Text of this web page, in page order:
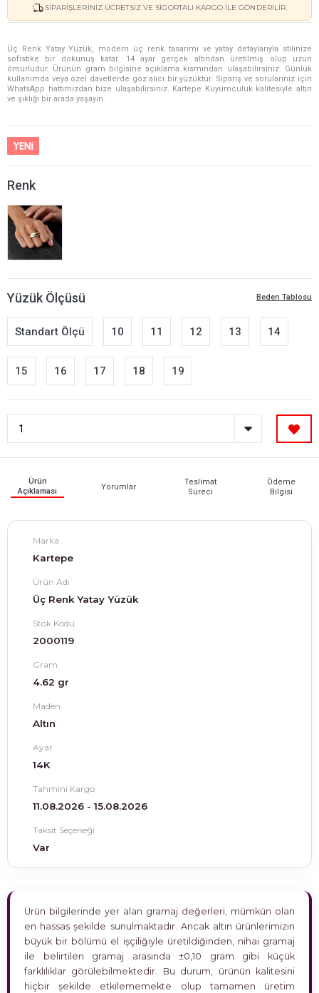
SIPARIŞLERINIZ ÜCRETSIZ VE SIGORTALI KARGO ILE GÖNDERILIR.
Üç Renk Yatay Yüzük, modern üç renk tasarımı ve yatay detaylarıyla stilinize
sofistike bir dokunuş katar. 14 ayar gerçek altından üretilmiş olup uzun
ömürlüdür. Ürünün gram bilgisine açıklama kısmından ulaşabilirsiniz. Günlük
kullanımda veya özel davetlerde göz alıcı bir yüzüktür. Sipariş ve sorularınız için
WhatsApp hattımızdan bize ulaşabilirsiniz. Kartepe Kuyumculuk kalitesiyle altın
ve şıklığı bir arada yaşayın.
Renk
Beden Tablosu
Yüzük Ölçüsü
Standart Ölçü 10 11 12 13 14
15 16 17 18 19
Ürün
Açıklaması
Yorumlar
Teslimat
Süreci
Ödeme
Bilgisi
Marka
Kartepe
Ürün Adı
Üç Renk Yatay Yüzük
Stok Kodu
2000119
Gram
4.62 gr
Maden
Altın
Ayar
14K
Tahmini Kargo
11.08.2026 - 15.08.2026
Taksit Seçeneği
Var
Ürün bilgilerinde yer alan gramaj değerleri, mümkün olan
en hassas şekilde sunulmaktadır. Ancak altın ürünlerimizin
büyük bir bölümü el işçiliğiyle üretildiğinden, nihai gramaj
ile belirtilen gramaj arasında ±0,10 gram gibi küçük
farklılıklar görülebilmektedir. Bu durum, ürünün kalitesini
hiçbir şekilde etkilememekte olup tamamen üretim